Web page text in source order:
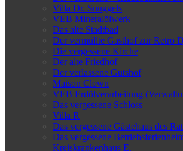
Villa Dr. Snuggels
VEB Mineralölwerk
Das alte Stadtbad
Der vermüllte Gasthof zur Retro
Die vergessene Kirche
Der alte Friedhof
Der verlassene Gutshof
Maison Clown
VEB Erdölverarbeitung
Das vergessene Schloss
Villa R
Das vergessene Gästehaus des
Das vergessene
Kreiskrankenhaus E.